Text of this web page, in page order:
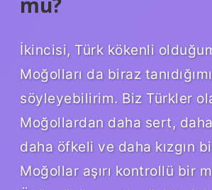
İkincisi, Türk kökenli
Moğolları da biraz tanıdığımı
söyleyebilirim. Biz Türkler
Moğollardan daha sert,
daha öfkeli ve daha kızgın
Moğollar aşırı kontrollü bir